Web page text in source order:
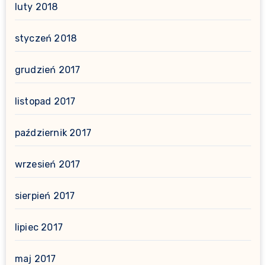
luty 2018
styczeń 2018
grudzień 2017
listopad 2017
październik 2017
wrzesień 2017
sierpień 2017
lipiec 2017
maj 2017